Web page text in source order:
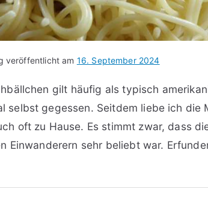
veröffentlicht am 16. September 2024
gilt häufig als typisch
selbst gegessen. Seitdem liebe ich die
oft zu Hause. Es stimmt zwar, dass
Einwanderern sehr beliebt war.